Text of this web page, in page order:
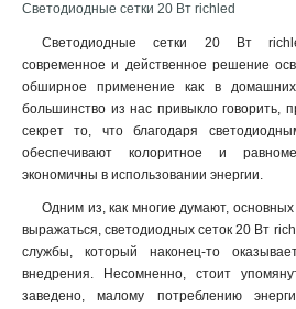
Светодиодные сетки 20 Вт richled
Светодиодные сетки 20 Вт
современное и действенное решение
обширное применение как в
большинство из нас привыкло говорить,
секрет то, что благодаря
обеспечивают колоритное и
экономичны в использовании энергии.
Одним из, как многие думают,
выражаться, светодиодных сеток 20 Вт
службы, который наконец-то
внедрения. Несомненно, стоит
заведено, малому потреблению